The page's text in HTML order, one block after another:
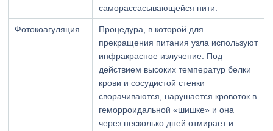
саморассасывающейся нити.
Фотокоагуляция
Процедура, в которой для
прекращения питания узла используют
инфракрасное излучение. Под
действием высоких температур белки
крови и сосудистой стенки
сворачиваются, нарушается кровоток в
геморроидальной «шишке» и она
через несколько дней отмирает и